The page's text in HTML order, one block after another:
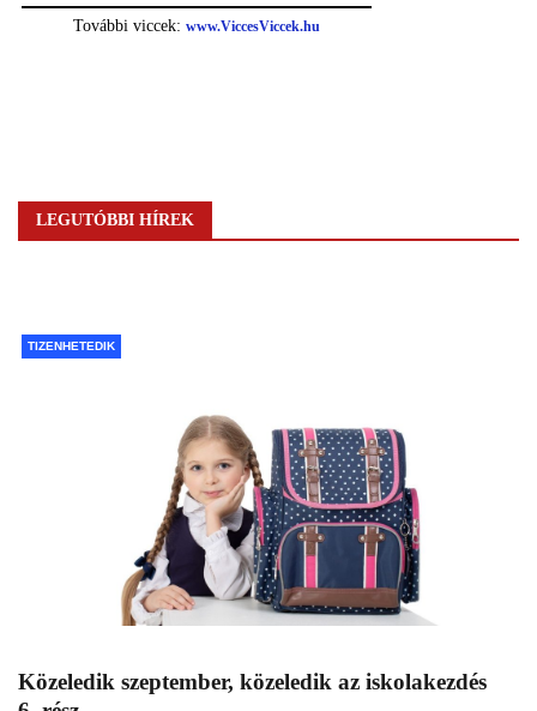
LEGUTÓBBI HÍREK
TIZENHETEDIK
Közeledik szeptember, közeledik az iskolakezdés